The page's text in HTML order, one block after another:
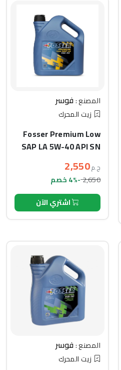
المصنع :فوسر
زيت المحرك
Fosser Premium Low
SAP LA 5W-40 API SN
ج.م2,550
2,650-4% خصم
اشتري الآن
المصنع :فوسر
زيت المحرك